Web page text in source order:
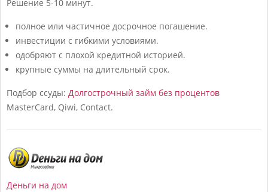
Решение 5-10 минут.
полное или частичное досрочное погашение.
инвестиции с гибкими условиями.
одобряют с плохой кредитной историей.
крупные суммы на длительный срок.
Подбор ссуды: Долгострочный займ без процентов
MasterCard, Qiwi, Contact.
Деньги на дом